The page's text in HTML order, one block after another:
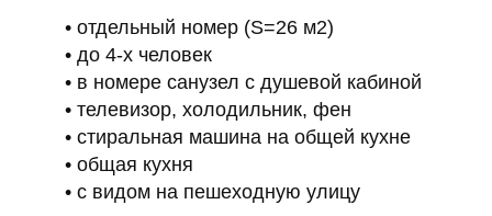
отдельный номер (S=26 м2)
до 4-х человек
в номере санузел с душевой кабиной
телевизор, холодильник, фен
стиральная машина на общей кухне
общая кухня
с видом на пешеходную улицу